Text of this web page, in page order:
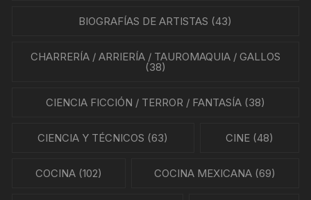
BIOGRAFÍAS DE ARTISTAS (43)
CHARRERÍA / ARRIERÍA / TAUROMAQUIA / GALLOS
(38)
CIENCIA FICCIÓN / TERROR / FANTASÍA(38)
CIENCIA Y TÉCNICOS (63) CINE(48)
COCINA(102) COCINA MEXICANA (69)